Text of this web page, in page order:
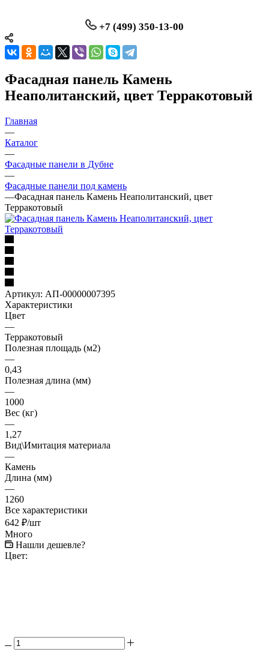
+7 (499) 350-13-00
Фасадная панель Камень
Неаполитанский, цвет Терракотовый
Главная
—
Каталог
—
Фасадные панели в Дубне
—
Фасадные панели под камень
—Фасадная панель Камень Неаполитанский, цвет
Терракотовый
Артикул: АП-00000007395
Характеристики
Цвет
—
Терракотовый
Полезная площадь (м2)
—
0,43
Полезная длина (мм)
—
1000
Вес (кг)
—
1,27
Вид\Имитация материала
—
Камень
Длина (мм)
—
1260
Все характеристики
642 ₽/шт
Много
Нашли дешевле?
Цвет: